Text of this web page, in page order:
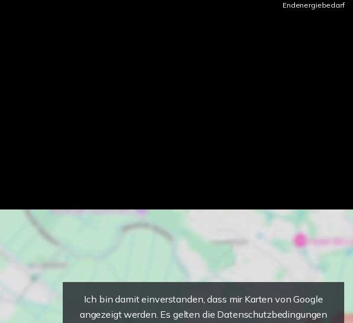
Endenergiebedarf
Ich bin damit einverstanden, dass mir Karten von Google
angezeigt werden. Es gelten die Datenschutzbedingungen